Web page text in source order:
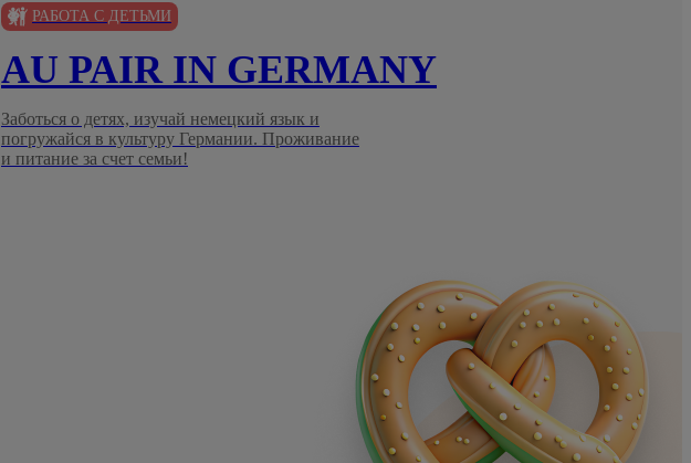
РАБОТА С ДЕТЬМИ
AU PAIR IN GERMANY
Заботься о детях, изучай немецкий язык и
погружайся в культуру Германии. Проживание
и питание за счет семьи!